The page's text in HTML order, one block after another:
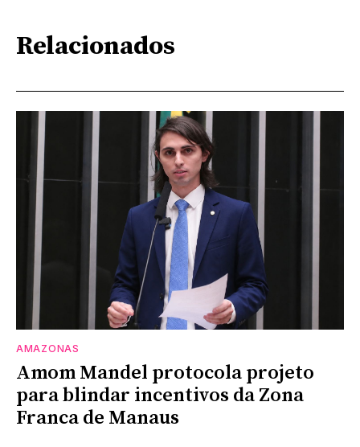
Relacionados
AMAZONAS
Amom Mandel protocola projeto
para blindar incentivos da Zona
Franca de Manaus